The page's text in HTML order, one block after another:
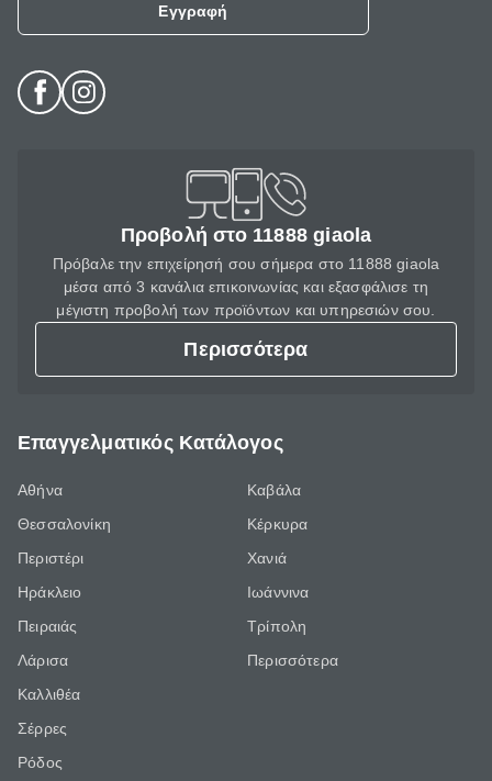
Εγγραφή
Προβολή στο 11888 giaola
Πρόβαλε την επιχείρησή σου σήμερα στο 11888 giaola
μέσα από 3 κανάλια επικοινωνίας και εξασφάλισε τη
μέγιστη προβολή των προϊόντων και υπηρεσιών σου.
Περισσότερα
Επαγγελματικός Κατάλογος
Αθήνα
Θεσσαλονίκη
Περιστέρι
Ηράκλειο
Πειραιάς
Λάρισα
Καλλιθέα
Σέρρες
Ρόδος
Καβάλα
Κέρκυρα
Χανιά
Ιωάννινα
Τρίπολη
Περισσότερα